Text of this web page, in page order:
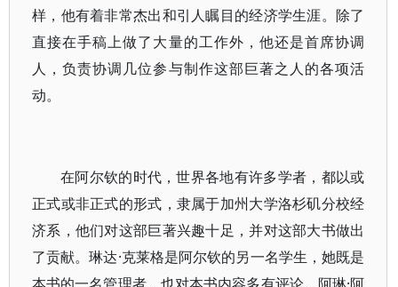
样，他有着非常杰出和引人瞩目的经济学生涯。除了
直接在手稿上做了大量的工作外，他还是首席协调
人，负责协调几位参与制作这部巨著之人的各项活
动。
在阿尔钦的时代，世界各地有许多学者，都以或
正式或非正式的形式，隶属于加州大学洛杉矶分校经
济系，他们对这部巨著兴趣十足，并对这部大书做出
了贡献。琳达·克莱格是阿尔钦的另一名学生，她既是